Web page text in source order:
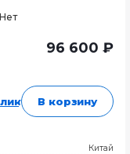
Нет
96 600 ₽
В корзину
Китай